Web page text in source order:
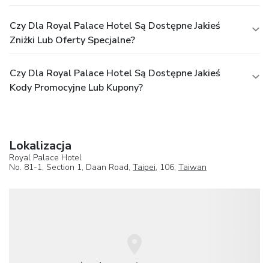
Czy Dla Royal Palace Hotel Są Dostępne Jakieś
Zniżki Lub Oferty Specjalne?
Czy Dla Royal Palace Hotel Są Dostępne Jakieś
Kody Promocyjne Lub Kupony?
Lokalizacja
Royal Palace Hotel
No. 81-1, Section 1, Daan Road, Taipei, 106, Taiwan